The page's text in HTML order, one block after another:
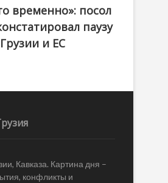
временно»: посол
паузу
и ЕС
Кавказа. Картина дня –
конфликты и